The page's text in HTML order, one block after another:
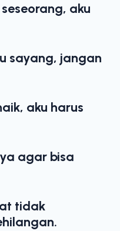
seseorang, aku
sayang, jangan
aku harus
agar bisa
tidak